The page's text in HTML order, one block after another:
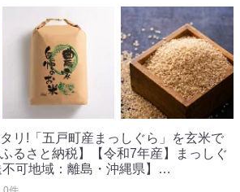
リ!「五戸町産まっしぐら」を玄米で
るさと納税】【令和7年産】まっしぐ
可地域：離島・沖縄県】